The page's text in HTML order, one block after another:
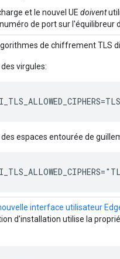
et le nouvel UE doivent
de port sur l'équilibreur
de chiffrement TLS
virgules:
espaces entourée de
interface utilisateur
d'installation utilise la